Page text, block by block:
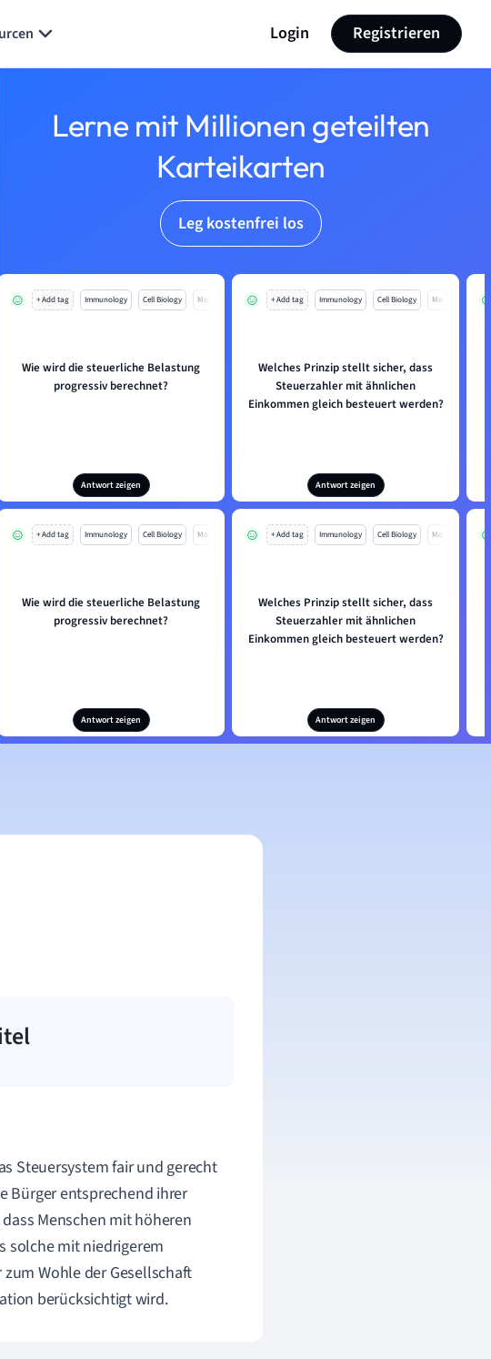
Login Registrieren
Lerne mit Millionen geteilten
Karteikarten
Leg kostenfrei los
+ Add tag Immunology Cell Biology Mo
Wie wird die steuerliche Belastung
progressiv berechnet?
Antwort zeigen
+ Add tag Immunology Cell Biology Mo
Welches Prinzip stellt sicher, dass
Steuerzahler mit ähnlichen
Einkommen gleich besteuert werden?
Antwort zeigen
+ Add tag Immunology Cell Biology Mo
Wie wird die steuerliche Belastung
progressiv berechnet?
Antwort zeigen
+ Add tag Immunology Cell Biology Mo
Welches Prinzip stellt sicher, dass
Steuerzahler mit ähnlichen
Einkommen gleich besteuert werden?
Antwort zeigen
Steuersystem fair und gerecht
Bürger entsprechend ihrer
Menschen mit höheren
solche mit niedrigerem
Wohle der Gesellschaft
berücksichtigt wird.